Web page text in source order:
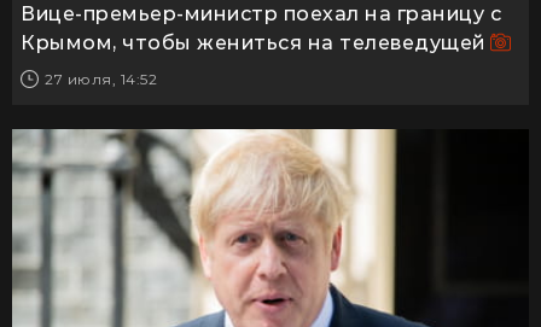
Вице-премьер-министр поехал на границу с
Крымом, чтобы жениться на телеведущей
27 июля, 14:52